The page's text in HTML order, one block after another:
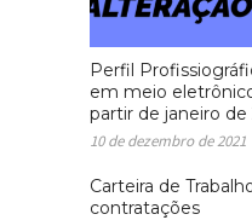
Perfil
em meio
partir de janeiro de
10 de dezembro de 2021
Carteira de
contratações